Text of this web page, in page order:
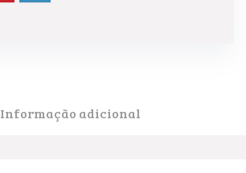
Informação adicional